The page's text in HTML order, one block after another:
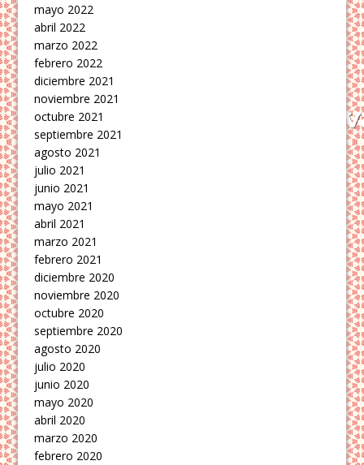
mayo 2022
abril 2022
marzo 2022
febrero 2022
diciembre 2021
noviembre 2021
octubre 2021
septiembre 2021
agosto 2021
julio 2021
junio 2021
mayo 2021
abril 2021
marzo 2021
febrero 2021
diciembre 2020
noviembre 2020
octubre 2020
septiembre 2020
agosto 2020
julio 2020
junio 2020
mayo 2020
abril 2020
marzo 2020
febrero 2020